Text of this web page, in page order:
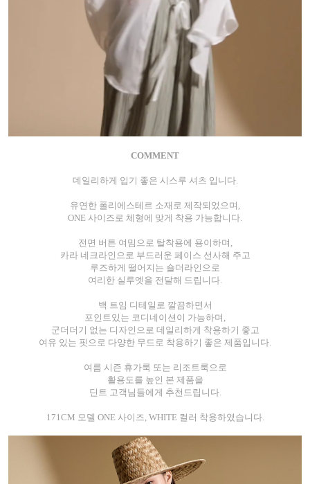
COMMENT
데일리하게 입기 좋은 시스루 셔츠 입니다.
유연한 폴리에스테르 소재로 제작되었으며,
ONE 사이즈로 체형에 맞게 착용 가능합니다.
전면 버튼 여밈으로 탈착용에 용이하며,
카라 네크라인으로 부드러운 페이스 선사해 주고
루즈하게 떨어지는 숄더라인으로
여리한 실루엣을 전달해 드립니다.
백 트임 디테일로 깔끔하면서
포인트있는 코디네이션이 가능하며,
군더더기 없는 디자인으로 데일리하게 착용하기 좋고
여유 있는 핏으로 다양한 무드로 착용하기 좋은 제품입니다.
여름 시즌 휴가룩 또는 리조트룩으로
활용도를 높인 본 제품을
딘트 고객님들에게 추천드립니다.
171CM 모델 ONE 사이즈, WHITE 컬러 착용하였습니다.